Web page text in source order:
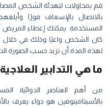
قم بمحاولات لتهدئة الشخص
بالاتصال بالإسعاف فورًا
المستخدمة. يمكنك إعطاء المريض
كان الشخص واعيًا وذلك في خلال
لهذه المدة أن تزيد حسب الصورة
ما هي التدابير
من أهم العناصر الدوائية
بالأسيتامينوفين هو دواء يعرف